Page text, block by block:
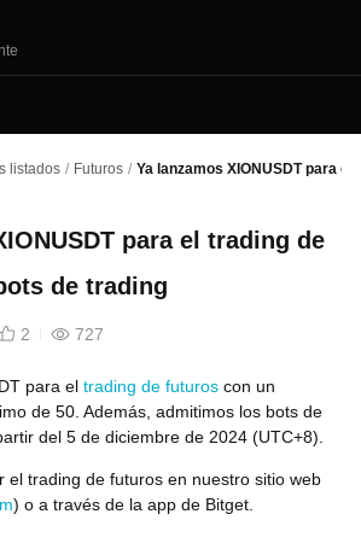
listados / Futuros / Ya lanzamos XIONUSDT para
para el trading de
de trading
2 727
para el trading de futuros con un
de 50. Además, admitimos los bots de
del 5 de diciembre de 2024 (UTC+8).
el trading de futuros en nuestro sitio web
) o a través de la app de Bitget.